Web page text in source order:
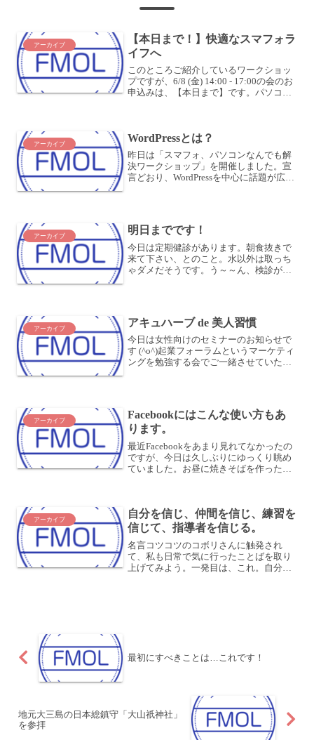
アーカイブ
【本日まで！】快適なスマフォラ
イフへ
このところご紹介しているワークショッ
プですが、6/8 (金) 14:00 - 17:00の会のお
申込みは、【本日まで】です。パソコ
ォ...
アーカイブ WordPressとは？
昨日は「スマフォ、パソコンなんでも解
決ワークショップ」を開催しました。宣
言どおり、WordPressを中心に話題が広が
らい...
アーカイブ 明日までです！
今日は定期健診があります。朝食抜きで
来て下さい、とのこと。水以外は取っち
ゃダメだそうです。う～～ん、検診が
アーカイブ アキュハーブ de 美人習慣
今日は女性向けのセミナーのお知らせで
す (^o^)起業フォーラムというマーケティ
ングを勉強する会でご一緒させていただ
アーカイブ
Facebookにはこんな使い方もあ
ります。
最近Facebookをあまり見れてなかったの
ですが、今日は久しぶりにゆっくり眺め
ていました。お昼に焼きそばを作ったの
言ってもらえ...
アーカイブ
自分を信じ、仲間を信じ、練習を
信じて、指導者を信じる。
名言コツコツのコボリさんに触発され
て、私も日常で気に行ったことばを取り
上げてみよう。一発目は、これ。自分を
最初にすべきことは…これです！
地元大三島の日本総鎮守「大山祇神社」
を参拝